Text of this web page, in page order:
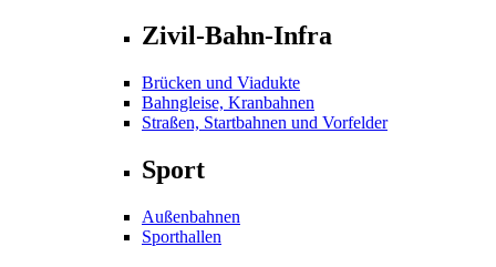
Zivil-Bahn-Infra
Brücken und Viadukte
Bahngleise, Kranbahnen
Straßen, Startbahnen und Vorfelder
Sport
Außenbahnen
Sporthallen